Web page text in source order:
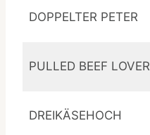
DOPPELTER PETER
PULLED BEEF LOVER
DREIKÄSEHOCH